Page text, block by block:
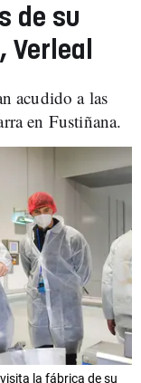
de su
acudido a las
en Fustiñana.
la fábrica de su